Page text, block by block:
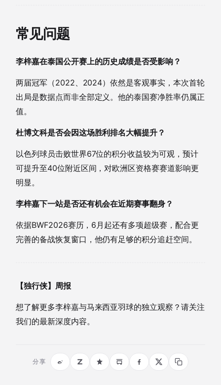
常见问题
李梓嘉在泰国公开赛上的历史成绩是否受影响？
两届冠军（2022、2024）依然是客观事实，本次首轮
出局是数据点而非全部定义。他的泰国赛净胜率仍属正
值。
杜博文科是否会因这场胜利排名大幅提升？
以色列球员击败世界67位的积分收益较为可观，预计
可提升至40位附近区间，对欧洲区资格赛赛道影响更
明显。
李梓嘉下一站是否还有机会在近期赛事翻身？
依据BWF2026赛历，6月起还有多项超级赛，配合更
完善的备战恢复窗口，他仍有足够的积分追赶空间。
【独行侠】周报
想了解更多李梓嘉与马来西亚羽球的独立观察？请关注
我们的最新深度内容。
分享